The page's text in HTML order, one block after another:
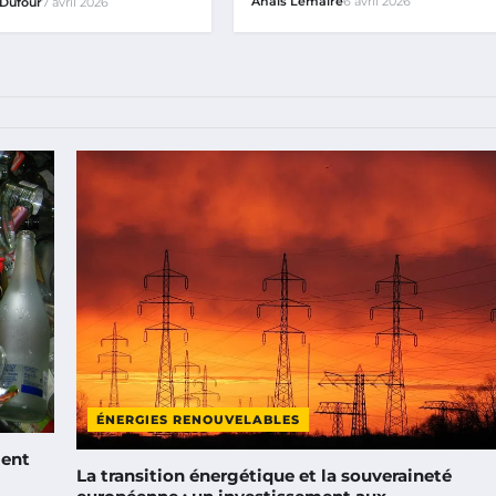
ÉNERGIES RENOUVELABLES
La transition énergétique et la souveraineté